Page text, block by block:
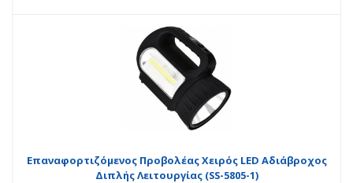
Επαναφορτιζόμενος Προβολέας Χειρός LED Αδιάβροχος
Διπλής Λειτουργίας (SS-5805-1)